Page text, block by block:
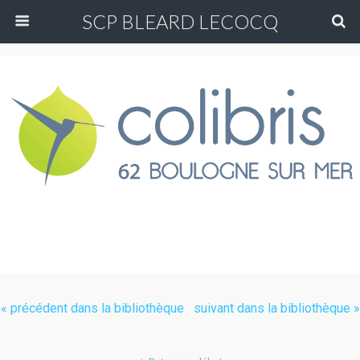
SCP BLEARD LECOCQ
« précédent dans la bibliothèque suivant dans la bibliothèque »